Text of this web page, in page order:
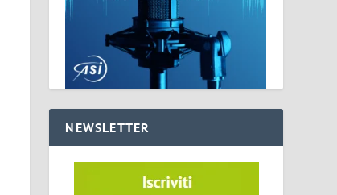
NEWSLETTER